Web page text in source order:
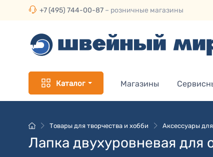
+7 (495) 744-00-87 – розничные магазины
Каталог Магазины
Товары для творчества и хобби Аксессуары
Лапка двухуровневая для